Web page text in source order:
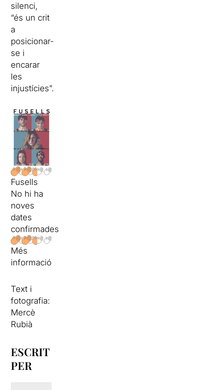
silenci,
“és un crit
a
posicionar-
se i
encarar
les
injustícies”.
Fusells
No hi ha
noves
dates
confirmades
Més
informació
Text i
fotografia:
Mercè
Rubià
ESCRIT
PER